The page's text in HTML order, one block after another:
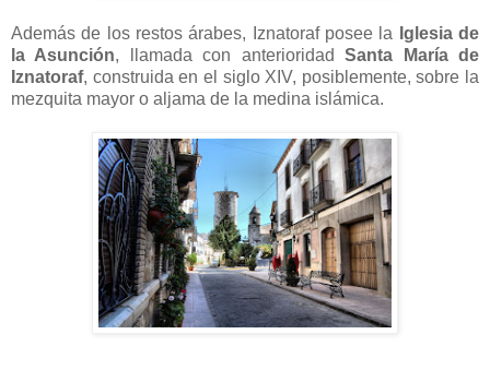
Además de los restos árabes, Iznatoraf posee la
Iglesia de
la Asunción, llamada con anterioridadSanta María de
Iznatoraf, construida en el siglo XIV, posiblemente, sobre la
mezquita mayor o aljama de la medina islámica.